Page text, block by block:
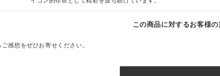
この商品に対するお客様の
感想をぜひお寄せください。